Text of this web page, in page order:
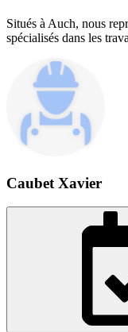
Situés à Auch, nous
spécialisés dans les
Caubet Xavier